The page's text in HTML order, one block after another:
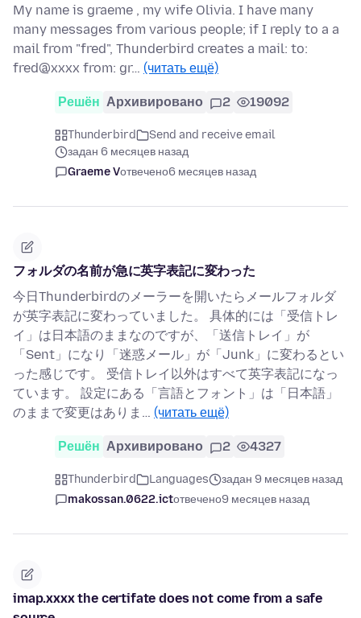
My name is graeme , my wife Olivia. I have many
many messages from various people; if I reply to a a
mail from "fred", Thunderbird creates a mail: to:
fred@xxxx from: gr… (читать ещё)
Решён Архивировано 2 19092
Thunderbird
Send and receive email
задан 6 месяцев назад
Graeme Vотвечено6 месяцев назад
フォルダの名前が急に英字表記に変わった
今日Thunderbirdのメーラーを開いたらメールフォルダ
が英字表記に変わっていました。 具体的には「受信トレ
イ」は日本語のままなのですが、「送信トレイ」が
「Sent」になり「迷惑メール」が「Junk」に変わるとい
った感じです。 受信トレイ以外はすべて英字表記になっ
ています。 設定にある「言語とフォント」は「日本語」
のままで変更はありま… (читать ещё)
Решён Архивировано 2 4327
Thunderbird Languages
задан 9 месяцев назад
makossan.0622.ictотвечено9 месяцев назад
imap.xxxx the certifate does not come from a safe